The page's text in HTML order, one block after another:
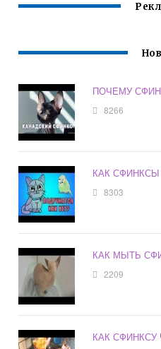
ПОЧЕМУ
8266
КАК
8303
КАК МЫТЬ
2209
КАК